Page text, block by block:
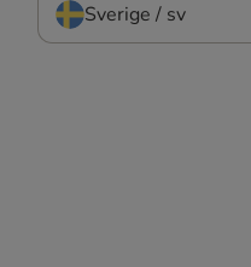
Sverige / sv